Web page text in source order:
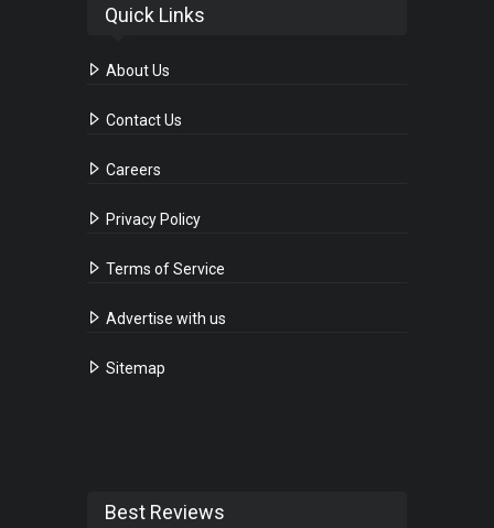
Quick Links
About Us
Contact Us
Careers
Privacy Policy
Terms of Service
Advertise with us
Sitemap
Best Reviews